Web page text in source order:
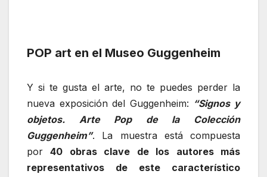
POP art en el Museo Guggenheim
Y si te gusta el arte, no te puedes perder la
nueva exposición del Guggenheim: “Signos y
objetos. Arte Pop de la Colección
Guggenheim”. La muestra está compuesta
por40 obras clave de los autores más
representativos de este característico